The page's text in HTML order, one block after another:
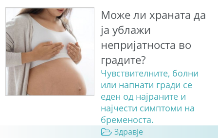
Може ли храната да
ја ублажи
непријатноста во
градите?
Чувствителните, болни
или напнати гради се
еден од најраните и
најчести симптоми на
бременоста.
Здравје